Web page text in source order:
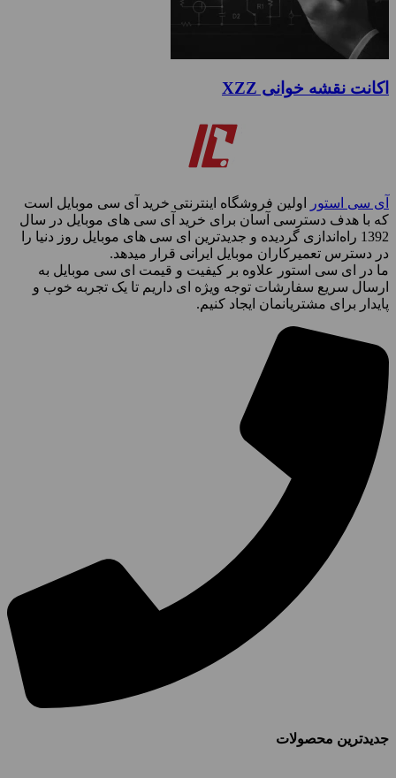
اکانت نقشه خوانی XZZ
آی سی استور
اولین فروشگاه اینترنتی خرید آی سی موبایل است
که با هدف دسترسی آسان برای خرید آی سی های موبایل در سال
1392 راه‌اندازی گردیده و جدیدترین ای سی های موبایل روز دنیا را
در دسترس تعمیرکاران موبایل ایرانی قرار میدهد.
ما در ای سی استور علاوه بر کیفیت و قیمت ای سی موبایل به
ارسال سریع سفارشات توجه ویژه ای داریم تا یک تجربه خوب و
پایدار برای مشتریانمان ایجاد کنیم.
جدیدترین محصولات